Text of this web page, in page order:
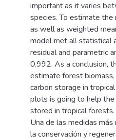
important as it varies
species. To estimate
as well as weighted
model met all statistical
residual and parametric
0,992. As a conclusion,
estimate forest
carbon storage in
plots is going to help
stored in tropical forests.
Una de las medidas
la conservación y